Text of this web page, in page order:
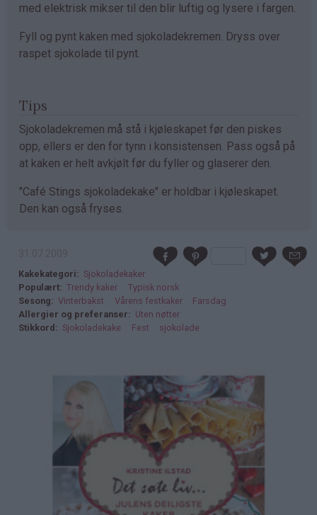
med elektrisk mikser til den blir luftig og lysere i fargen.
Fyll og pynt kaken med sjokoladekremen. Dryss over
raspet sjokolade til pynt.
Tips
Sjokoladekremen må stå i kjøleskapet før den piskes
opp, ellers er den for tynn i konsistensen. Pass også på
at kaken er helt avkjølt før du fyller og glaserer den.
"Café Stings sjokoladekake" er holdbar i kjøleskapet.
Den kan også fryses.
Kakekategori
Sjokoladekaker
Populært
Trendy kaker
Typisk norsk
Sesong
Vinterbakst Vårens festkaker
Farsdag
Allergier og preferanser
Uten nøtter
Stikkord
Sjokoladekake Fest sjokolade